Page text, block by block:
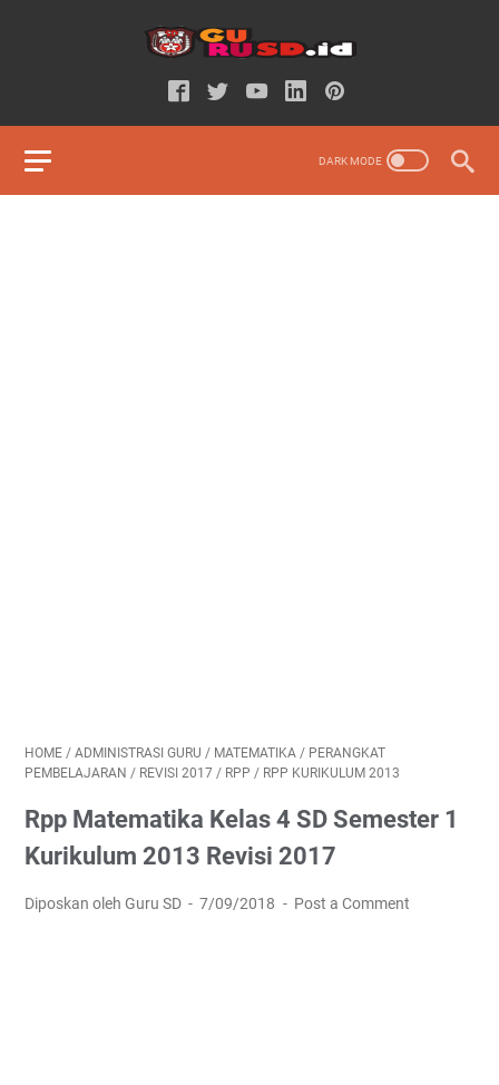
HOME / ADMINISTRASI GURU / MATEMATIKA / PERANGKAT
PEMBELAJARAN / REVISI 2017 / RPP / RPP KURIKULUM 2013
Rpp Matematika Kelas 4 SD Semester 1
Kurikulum 2013 Revisi 2017
Diposkan oleh Guru SD 7/09/2018 Post a Comment